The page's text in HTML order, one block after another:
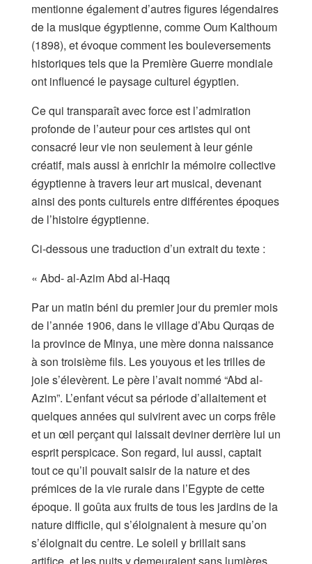
mentionne également d’autres figures légendaires
de la musique égyptienne, comme Oum Kalthoum
(1898), et évoque comment les bouleversements
historiques tels que la Première Guerre mondiale
ont influencé le paysage culturel égyptien.
Ce qui transparaît avec force est l’admiration
profonde de l’auteur pour ces artistes qui ont
consacré leur vie non seulement à leur génie
créatif, mais aussi à enrichir la mémoire collective
égyptienne à travers leur art musical, devenant
ainsi des ponts culturels entre différentes époques
de l’histoire égyptienne.
Ci-dessous une traduction d’un extrait du texte :
« Abd- al-Azim Abd al-Haqq
Par un matin béni du premier jour du premier mois
de l’année 1906, dans le village d’Abu Qurqas de
la province de Minya, une mère donna naissance
à son troisième fils. Les youyous et les trilles de
joie s’élevèrent. Le père l’avait nommé “Abd al-
Azim”. L’enfant vécut sa période d’allaitement et
quelques années qui suivirent avec un corps frêle
et un œil perçant qui laissait deviner derrière lui un
esprit perspicace. Son regard, lui aussi, captait
tout ce qu’il pouvait saisir de la nature et des
prémices de la vie rurale dans l’Egypte de cette
époque. Il goûta aux fruits de tous les jardins de la
nature difficile, qui s’éloignaient à mesure qu’on
s’éloignait du centre. Le soleil y brillait sans